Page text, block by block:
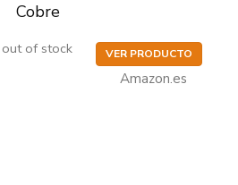
Cobre
out of stock VER PRODUCTO
Amazon.es